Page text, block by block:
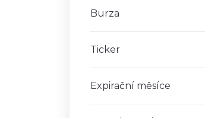
Burza
Ticker
Expirační měsíce